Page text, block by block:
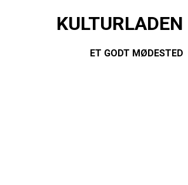
KULTURLADEN
ET GODT MØDESTED